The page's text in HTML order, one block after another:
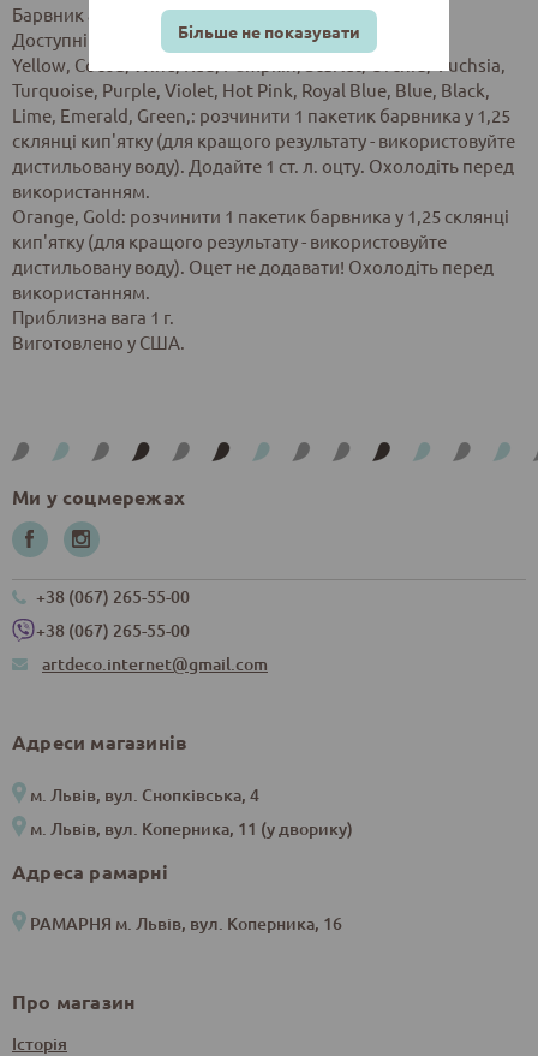
Барвник аніліновий для писанок.
Доступні кольори:
Yellow, Cocoa, Wine, Red, Pumpkin, Scarlet, Orchid, Fuchsia,
Turquoise, Purple, Violet, Hot Pink, Royal Blue, Blue, Black,
Lime, Emerald, Green,: розчинити 1 пакетик барвника у 1,25
склянці кип'ятку (для кращого результату - використовуйте
дистильовану воду). Додайте 1 ст. л. оцту. Охолодіть перед
використанням.
Orange, Gold: розчинити 1 пакетик барвника у 1,25 склянці
кип'ятку (для кращого результату - використовуйте
дистильовану воду). Оцет не додавати! Охолодіть перед
використанням.
Приблизна вага 1 г.
Виготовлено у США.
Ми у соцмережах
+38 (067) 265-55-00
+38 (067) 265-55-00
artdeco.internet@gmail.com
Адреси магазинів
м. Львів, вул. Снопківська, 4
м. Львів, вул. Коперника, 11 (у дворику)
Адреса рамарні
РАМАРНЯ м. Львів, вул. Коперника, 16
Про магазин
Історія
Більше не показувати